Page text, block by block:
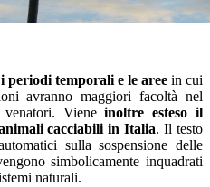
periodi temporali e le aree in cui
avranno maggiori facoltà nel
Vieneinoltre esteso il
cacciabili in Italia. Il testo
sulla sospensione delle
simbolicamente inquadrati
naturali.